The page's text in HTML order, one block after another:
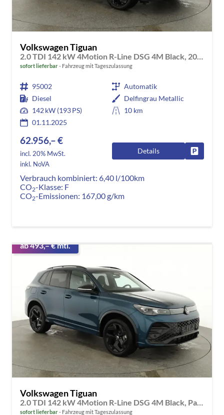
Volkswagen Tiguan
sofort lieferbar Fahrzeug mit Tageszulassung
95002
Automatik
Diesel
Delfingrau Metallic
142 kW (193 PS)
10 km
01.11.2025
62.956,– €
incl. 20% MwSt.
inkl. NoVA
Details
Verbrauch kombiniert: 6,40 l/100km
CO2-Klasse: F
CO2-Emissionen: 167,00 g/km
ab 493,– € mtl.
Volkswagen Tiguan
2.0 TDI 142 kW 4Motion R-Line DSG 4M Black, Pano, IQ.Light, AHK, Navi, Side, AreaView, Winter, sofort
sofort lieferbar Fahrzeug mit Tageszulassung